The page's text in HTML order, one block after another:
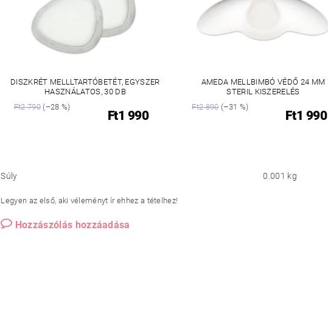
DISZKRÉT MELLLTARTÓBETÉT, EGYSZER
HASZNÁLATOS, 30 DB
Ft2 790 (–28 %)
Ft1 990
AMEDA MELLBIMBÓ VÉDŐ 24 MM
STERIL KISZERELÉS
Ft2 890(–31 %)
Ft1 990
Súly 0.001 kg
Legyen az első, aki véleményt ír ehhez a tételhez!
Hozzászólás hozzáadása